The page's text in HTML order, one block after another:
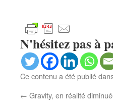
N'hésitez pas à
Ce contenu a été publié
← Gravity, en réalité